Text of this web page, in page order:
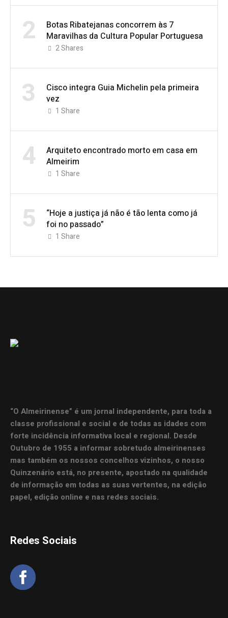
2
Botas Ribatejanas concorrem às 7
Maravilhas da Cultura Popular Portuguesa
2Shares
3
Cisco integra Guia Michelin pela primeira
vez
1 Share
4
Arquiteto encontrado morto em casa em
Almeirim
1 Share
5
“Hoje a justiça já não é tão lenta como já
foi no passado”
1 Share
“O Almeirinense” é um jornal independente, para toda a
classe profissional e social e de todas as idades com
forte incidência informativa local e regional. Desde
Outubro de 1955 a informar sobretudo almeirinenses
mas também os nossos concelhos vizinhos, o nosso
Quinzenário está, no presente, apostado na qualidade
de informação em todas as suas vertentes, na edição
papel, edição online e nas redes sociais.
Redes Sociais